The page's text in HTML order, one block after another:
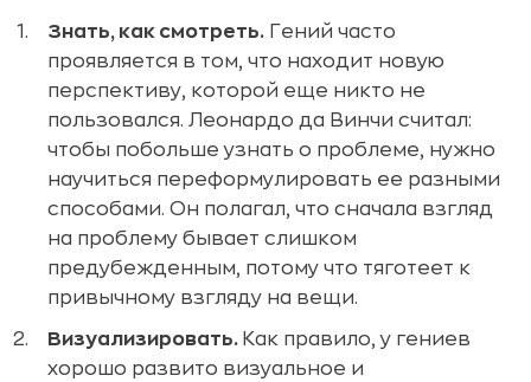
Знать, как смотреть. Гений часто
проявляется в том, что находит новую
перспективу, которой еще никто не
пользовался. Леонардо да Винчи считал:
чтобы побольше узнать о проблеме, нужно
научиться переформулировать ее разными
способами. Он полагал, что сначала взгляд
на проблему бывает слишком
предубежденным, потому что тяготеет к
привычному взгляду на вещи.
Визуализировать. Как правило, у гениев
хорошо развито визуальное и